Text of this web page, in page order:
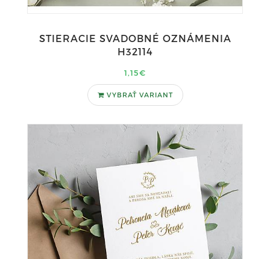
STIERACIE SVADOBNÉ OZNÁMENIA
H32114
1,15€
VYBRAŤ VARIANT